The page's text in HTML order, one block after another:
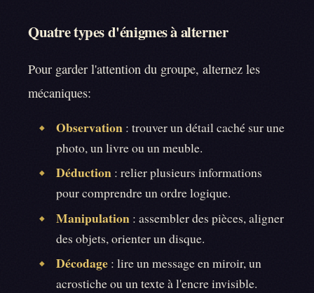
Quatre types d'énigmes à alterner
Pour garder l'attention du groupe, alternez les
mécaniques:
◆ Observation : trouver un détail caché sur une
photo, un livre ou un meuble.
◆ Déduction : relier plusieurs informations
pour comprendre un ordre logique.
◆ Manipulation : assembler des pièces, aligner
des objets, orienter un disque.
◆ Décodage : lire un message en miroir, un
acrostiche ou un texte à l'encre invisible.